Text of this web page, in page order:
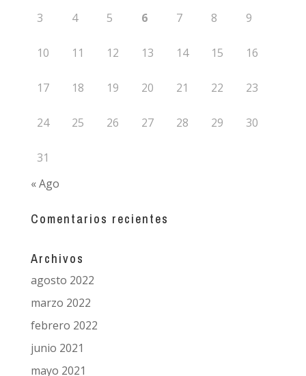
3 4 5 6 7 8 9
10 11 12 13 14 15 16
17 18 19 20 21 22 23
24 25 26 27 28 29 30
31
« Ago
Comentarios recientes
Archivos
agosto 2022
marzo 2022
febrero 2022
junio 2021
mayo 2021